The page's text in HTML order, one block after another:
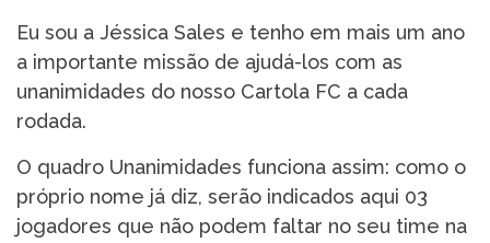
Eu sou a Jéssica Sales e tenho em mais um ano
a importante missão de ajudá-los com as
unanimidades do nosso Cartola FC a cada
rodada.
O quadro Unanimidades funciona assim: como o
próprio nome já diz, serão indicados aqui 03
jogadores que não podem faltar no seu time na